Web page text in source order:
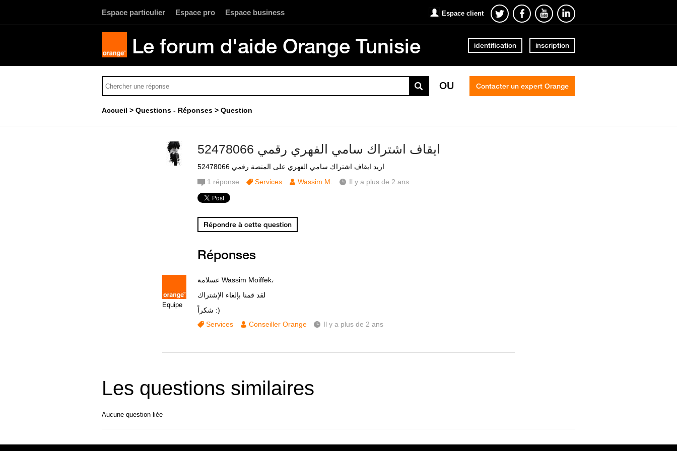
Espace particulier Espace pro Espace business Espace client
Le forum d'aide Orange Tunisie identification inscription
OU Contacter un expert Orange
Accueil Questions - Réponses Question
ايقاف اشتراك سامي الفهري رقمي 52478066
اريد ايقاف اشتراك سامي الفهري على المنصة رقمي 52478066
1 réponse Services Wassim M. Il y a plus de 2 ans
Répondre à cette question
Réponses
Equipe
عسلامة Wassim Moiffek،
لقد قمنا بإلغاء الإشتراك
شكراً :)
Services
Conseiller Orange Il y a plus de 2 ans
Les questions similaires
Aucune question liée